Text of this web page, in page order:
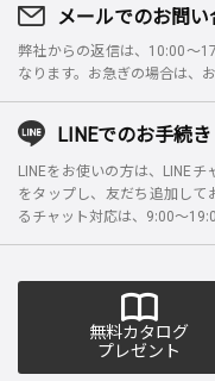
メールでのお問い
弊社からの返信は、10:00～
なります。お急ぎの場合は、
LINEでのお手続き
LINEをお使いの方は、LINE
をタップし、友だち追加して
るチャット対応は、9:00～
無料カタログ
プレゼント